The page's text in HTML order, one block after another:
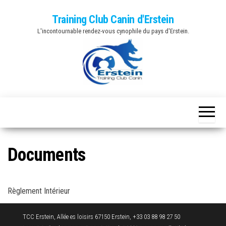
Training Club Canin d'Erstein
L'incontournable rendez-vous cynophile du pays d'Erstein.
Documents
Règlement Intérieur
TCC Erstein, Allée es loisirs 67150 Erstein, +33 03 88 98 27 50